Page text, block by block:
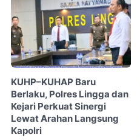
KUHP–KUHAP Baru
Berlaku, Polres Lingga dan
Kejari Perkuat Sinergi
Lewat Arahan Langsung
Kapolri